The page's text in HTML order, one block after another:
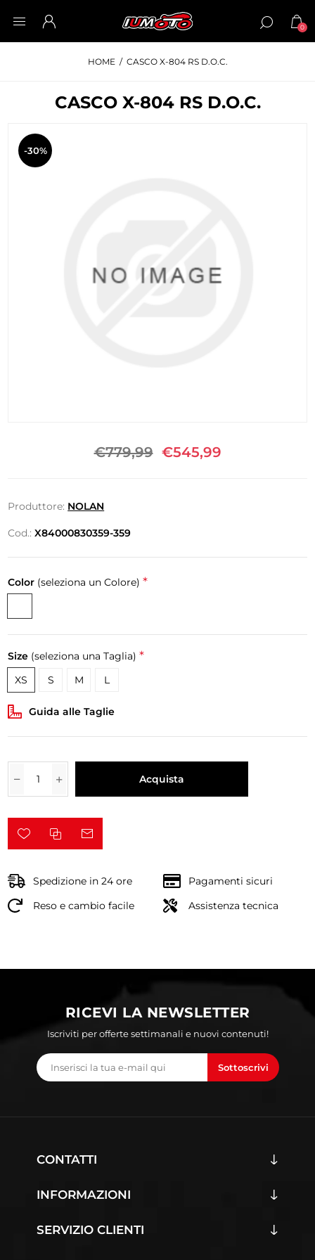
0
HOME / CASCO X-804 RS D.O.C.
CASCO X-804 RS D.O.C.
-30%
€779,99 €545,99
Produttore: NOLAN
Cod.: X84000830359-359
Color (seleziona un Colore) *
Size (seleziona una Taglia) *
XS S M L
Guida alle Taglie
Acquista
Spedizione in 24 ore
Pagamenti sicuri
Reso e cambio facile
Assistenza tecnica
RICEVI LA NEWSLETTER
Iscriviti per offerte settimanali e nuovi contenuti!
Sottoscrivi
CONTATTI
INFORMAZIONI
SERVIZIO CLIENTI